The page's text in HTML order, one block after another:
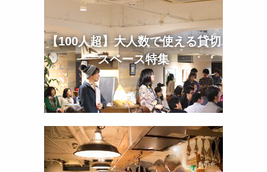
【100人超】大人数で使える貸切
スペース特集